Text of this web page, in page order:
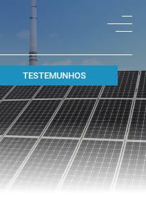
TESTEMUNHOS